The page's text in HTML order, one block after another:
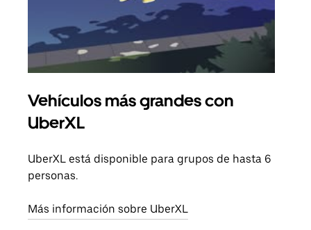
Vehículos más grandes con
UberXL
UberXL está disponible para grupos de hasta 6
personas.
Más información sobre UberXL